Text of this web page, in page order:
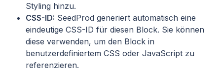
Styling hinzu.
CSS-ID: SeedProd generiert automatisch eine
eindeutige CSS-ID für diesen Block. Sie können
diese verwenden, um den Block in
benutzerdefiniertem CSS oder JavaScript zu
referenzieren.